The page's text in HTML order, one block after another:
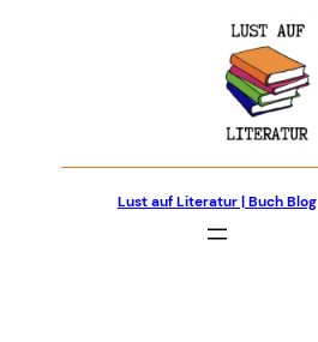
Lust auf Literatur | Buch Blog